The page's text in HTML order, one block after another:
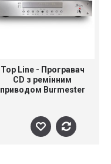
Top Line - Програвач
CD з ремінним
приводом Burmester